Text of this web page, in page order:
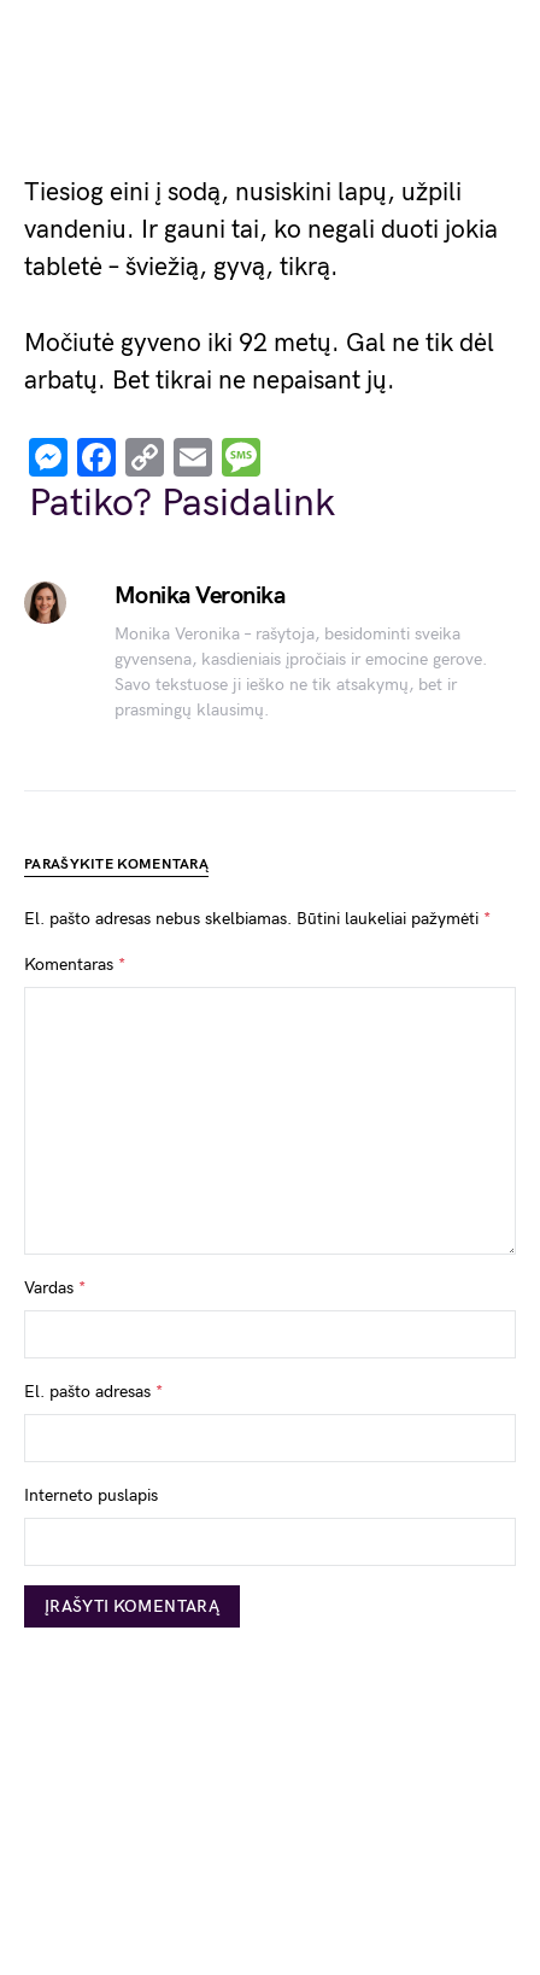
Tiesiog eini į sodą, nusiskini lapų, užpili
vandeniu. Ir gauni tai, ko negali duoti jokia
tabletė – šviežią, gyvą, tikrą.
Močiutė gyveno iki 92 metų. Gal ne tik dėl
arbatų. Bet tikrai ne nepaisant jų.
Messenger
Facebook
Copy
Link
Email
Patiko? Pasidalink
Monika Veronika
Monika Veronika – rašytoja, besidominti sveika
gyvensena, kasdieniais įpročiais ir emocine gerove.
Savo tekstuose ji ieško ne tik atsakymų, bet ir
prasmingų klausimų.
PARAŠYKITE KOMENTARĄ
El. pašto adresas nebus skelbiamas. Būtini laukeliai pažymėti *
Komentaras *
Vardas *
El. pašto adresas *
Interneto puslapis